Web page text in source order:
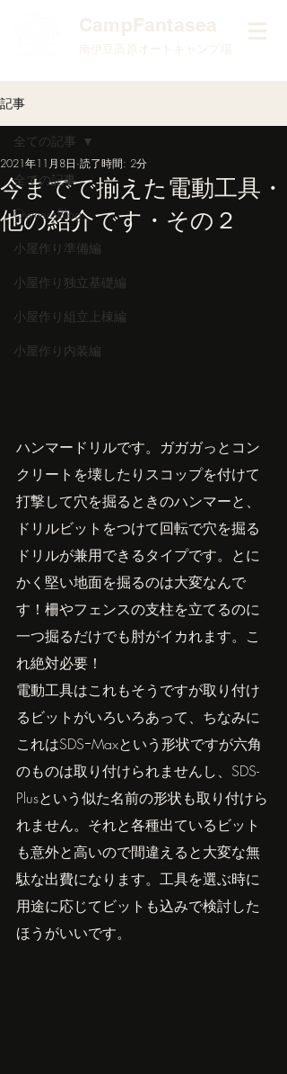
​CampFantasea
南伊豆高原オートキャンプ場
記事
全ての記事
Owner'sBlog
小屋作り準備編
小屋作り独立基礎編
小屋作り組立上棟編
小屋作り内装編
全ての記事
今までで揃えた電動工具・
他の紹介です・その２
2021年11月8日 読了時間: 2分
ハンマードリルです。ガガガっとコン
クリートを壊したりスコップを付けて
打撃して穴を掘るときのハンマーと、
ドリルビットをつけて回転で穴を掘る
ドリルが兼用できるタイプです。とに
かく堅い地面を掘るのは大変なんで
す！柵やフェンスの支柱を立てるのに
一つ掘るだけでも肘がイカれます。こ
れ絶対必要！
電動工具はこれもそうですが取り付け
るビットがいろいろあって、ちなみに
これはSDSｰMaxという形状ですが六角
のものは取り付けられませんし、SDS-
Plusという似た名前の形状も取り付けら
れません。それと各種出ているビット
も意外と高いので間違えると大変な無
駄な出費になります。工具を選ぶ時に
用途に応じてビットも込みで検討した
ほうがいいです。